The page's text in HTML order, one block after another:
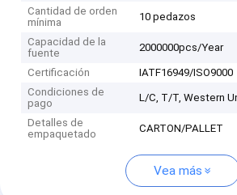
Cantidad de orden
mínima
10 pedazos
Capacidad de la
fuente
2000000pcs/Year
Certificación
IATF16949/ISO9000
Condiciones de
pago
L/C, T/T, Western
Detalles de
empaquetado
CARTON/PALLET
Vea más